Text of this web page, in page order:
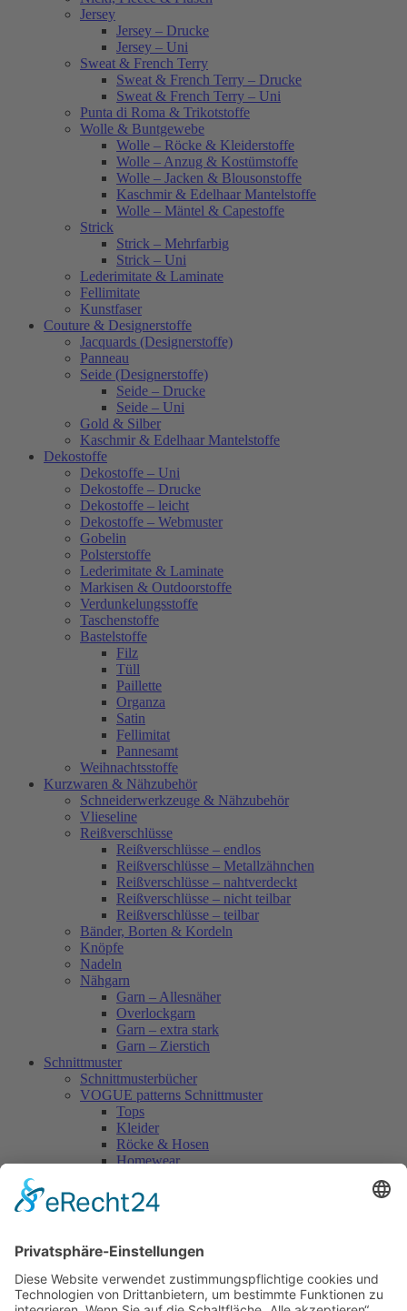
Jersey
Jersey – Drucke
Jersey – Uni
Sweat & French Terry
Sweat & French Terry – Drucke
Sweat & French Terry – Uni
Punta di Roma & Trikotstoffe
Wolle & Buntgewebe
Wolle – Röcke & Kleiderstoffe
Wolle – Anzug & Kostümstoffe
Wolle – Jacken & Blousonstoffe
Kaschmir & Edelhaar Mantelstoffe
Wolle – Mäntel & Capestoffe
Strick
Strick – Mehrfarbig
Strick – Uni
Lederimitate & Laminate
Fellimitate
Kunstfaser
Couture & Designerstoffe
Jacquards (Designerstoffe)
Panneau
Seide (Designerstoffe)
Seide – Drucke
Seide – Uni
Gold & Silber
Kaschmir & Edelhaar Mantelstoffe
Dekostoffe
Dekostoffe – Uni
Dekostoffe – Drucke
Dekostoffe – leicht
Dekostoffe – Webmuster
Gobelin
Polsterstoffe
Lederimitate & Laminate
Markisen & Outdoorstoffe
Verdunkelungsstoffe
Taschenstoffe
Bastelstoffe
Filz
Tüll
Paillette
Organza
Satin
Fellimitat
Pannesamt
Weihnachtsstoffe
Kurzwaren & Nähzubehör
Schneiderwerkzeuge & Nähzubehör
Vlieseline
Reißverschlüsse
Reißverschlüsse – endlos
Reißverschlüsse – Metallzähnchen
Reißverschlüsse – nahtverdeckt
Reißverschlüsse – nicht teilbar
Reißverschlüsse – teilbar
Bänder, Borten & Kordeln
Knöpfe
Nadeln
Nähgarn
Garn – Allesnäher
Overlockgarn
Garn – extra stark
Garn – Zierstich
Schnittmuster
Schnittmusterbücher
VOGUE patterns Schnittmuster
Tops
Kleider
Röcke & Hosen
Homewear
Vogue Vintage
Herren
Accessoires
Einzelschnittmuster Burda
Tops
Kleider